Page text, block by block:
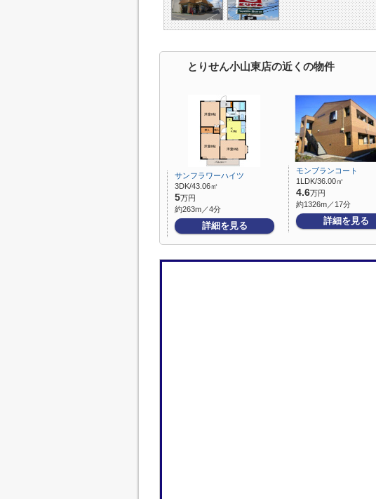
とりせん小山東店の近くの物件
サンフラワーハイツ
3DK/43.06㎡
5万円
約263m／4分
詳細を見る
モンブランコート
1LDK/36.00㎡
4.6万円
約1326m／17分
詳細を見る